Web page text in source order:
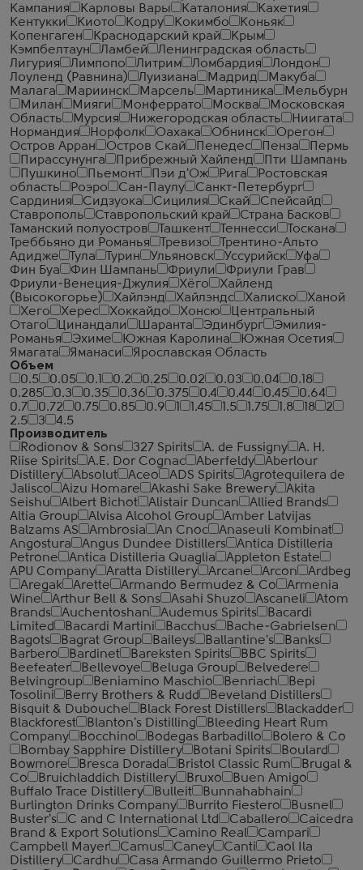
Кампания
Карловы Вары Каталония
Кахетия
Кентукки
Киото Кодру Кокимбо
Коньяк
Копенгаген
Краснодарский край
Крым
Кэмпбелтаун
Ламбей
Ленинградская область
Лигурия
Лимпопо Литрим Ломбардия
Лондон
Лоуленд (Равнина)
Луизиана Мадрид
Макуба
Малага
Мариинск Марсель Мартиника
Мельбурн
Милан
Мияги Монферрато Москва
Московская
Область
Мурсия Нижегородская область
Ниигата
Нормандия
Норфолк Оахака Обнинск
Орегон
Остров Арран
Остров Скай Пенедес Пенза
Пермь
Пирассунунга
Прибрежный Хайленд
Пти Шампань
Пушкино
Пьемонт Пэи д'Ож Рига
Ростовская
область
Роэро Сан-Паулу
Санкт-Петербург
Сардиния
Сидзуока Сицилия Скай
Спейсайд
Ставрополь
Ставропольский край
Страна Басков
Таманский полуостров
Ташкент Теннесси
Тоскана
Треббьяно ди Романья
Тревизо
Трентино-Альто
Адидже
Тула Турин Ульяновск Уссурийск
Уфа
Фин Буа
Фин Шампань Фриули
Фриули Грав
Фриули-Венеция-Джулия
Хёго
Хайленд
(Высокогорье)
Хайлэнд Хайлэндс Халиско
Ханой
Хего
Херес Хоккайдо Хонсю
Центральный
Отаго
Цинандали Шаранта Эдинбург
Эмилия-
Романья
Эхиме Южная Каролина
Южная Осетия
Ямагата
Яманаси
Ярославская Область
Объем
0.5
0.05 0.1 0.2 0.25 0.02 0.03 0.04
0.18
0.285
0.3 0.35 0.36 0.375 0.4 0.44 0.45
0.64
0.7
0.72 0.75 0.85 0.9 1.45 1.5 1.75 1.8 18
2
2.5
3
4.5
Производитель
Rodionov & Sons
327 Spirits A. de Fussigny
A. H.
Riise Spirits
A.E. Dor Cognac Aberfeldy
Aberlour
Distillery
Absolut Aceo ADS Spirits
Agrotequilera de
Jalisco
Aizu Homare Akashi Sake Brewery
Akita
Seishu
Albert Bichot Alistair Duncan
Allied Brands
Altia Group
Alvisa Alcohol Group
Amber Latvijas
Balzams AS
Ambrosia An Cnoc
Anaseuli Kombinat
Angostura
Angus Dundee Distillers
Antica Distilleria
Petrone
Antica Distilleria Quaglia
Appleton Estate
APU Company
Aratta Distillery Arcane Arcon
Ardbeg
Aregak
Arette Armando Bermudez & Co
Armenia
Wine
Arthur Bell & Sons Asahi Shuzo Ascaneli
Atom
Brands
Auchentoshan Audemus Spirits
Bacardi
Limited
Bacardi Martini Bacchus
Bache-Gabrielsen
Bagots
Bagrat Group Baileys Ballantine's
Banks
Barbero
Bardinet Bareksten Spirits
BBC Spirits
Beefeater
Bellevoye Beluga Group
Belvedere
Belvingroup
Beniamino Maschio Benriach
Bepi
Tosolini
Berry Brothers & Rudd
Beveland Distillers
Bisquit & Dubouche
Black Forest Distillers
Blackadder
Blackforest
Blanton's Distilling
Bleeding Heart Rum
Company
Bocchino Bodegas Barbadillo
Bolero & Co
Bombay Sapphire Distillery
Botani Spirits
Boulard
Bowmore
Bresca Dorada Bristol Classic Rum
Brugal &
Co
Bruichladdich Distillery Bruxo
Buen Amigo
Buffalo Trace Distillery
Bulleit
Bunnahabhain
Burlington Drinks Company
Burrito Fiestero
Busnel
Buster's
C and C International Ltd Caballero
Caicedra
Brand & Export Solutions
Camino Real
Campari
Campbell Mayer
Camus Caney Canti
Caol Ila
Distillery
Cardhu
Casa Armando Guillermo Prieto